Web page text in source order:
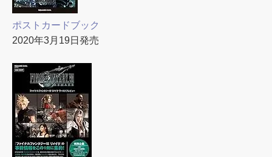
ポストカードブック
2020年3月19日発売